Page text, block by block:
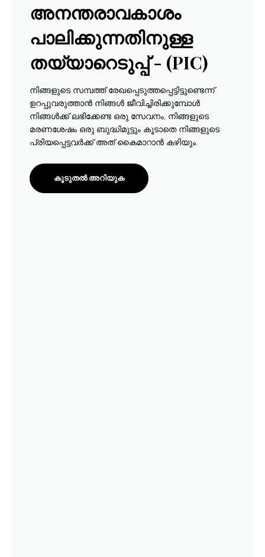
അനന്തരാവകാശം
പാലിക്കുന്നതിനുള്ള
തയ്യാറെടുപ്പ് - (PIC)
നിങ്ങളുടെ സമ്പത്ത് രേഖപ്പെടുത്തപ്പെട്ടിട്ടുണ്ടെന്ന്
ഉറപ്പുവരുത്താൻ നിങ്ങൾ ജീവിച്ചിരിക്കുമ്പോൾ
നിങ്ങൾക്ക് ലഭിക്കേണ്ട ഒരു സേവനം, നിങ്ങളുടെ
മരണശേഷം ഒരു ബുദ്ധിമുട്ടും കൂടാതെ നിങ്ങളുടെ
പ്രിയപ്പെട്ടവർക്ക് അത് കൈമാറാൻ കഴിയും.
കൂടുതൽ അറിയുക